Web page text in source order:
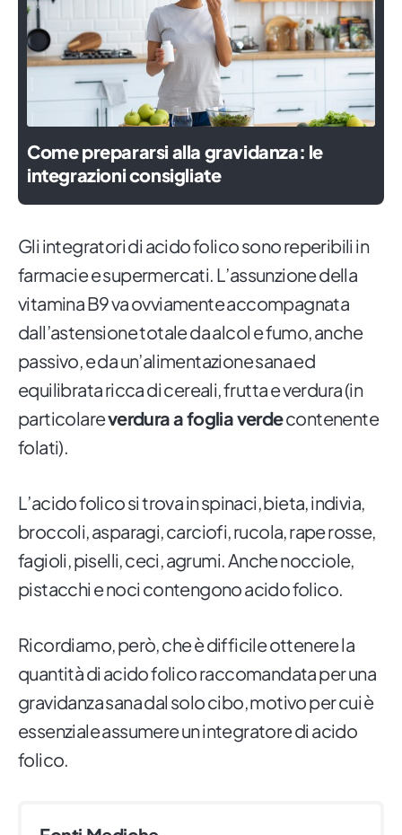
Come prepararsi alla gravidanza: le
integrazioni consigliate
Gli integratori di acido folico sono reperibili in
farmacie e supermercati. L’assunzione della
vitamina B9 va ovviamente accompagnata
dall’astensione totale da alcol e fumo, anche
passivo, e da un’alimentazione sana ed
equilibrata ricca di cereali, frutta e verdura (in
particolareverdura a foglia verdecontenente
folati).
L’acido folico si trova in spinaci, bieta, indivia,
broccoli, asparagi, carciofi, rucola, rape rosse,
fagioli, piselli, ceci, agrumi. Anche nocciole,
pistacchi e noci contengono acido folico.
Ricordiamo, però, che è difficile ottenere la
quantità di acido folico raccomandata per una
gravidanza sana dal solo cibo, motivo per cui è
essenziale assumere un integratore di acido
folico.